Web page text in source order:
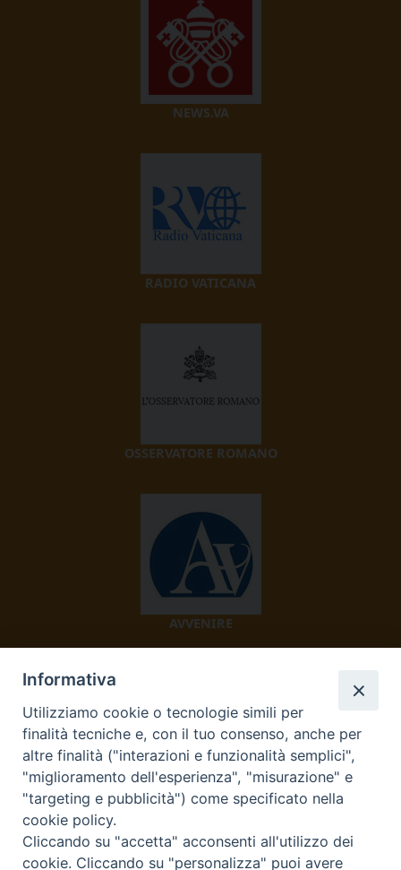
NEWS.VA
RADIO VATICANA
OSSERVATORE ROMANO
AVVENIRE
TV 2000
Informativa
Utilizziamo cookie o tecnologie simili per
finalità tecniche e, con il tuo consenso, anche per
altre finalità ("interazioni e funzionalità semplici",
"miglioramento dell'esperienza", "misurazione" e
"targeting e pubblicità") come specificato nella
cookie policy.
Cliccando su "accetta" acconsenti all'utilizzo dei
cookie. Cliccando su "personalizza" puoi avere